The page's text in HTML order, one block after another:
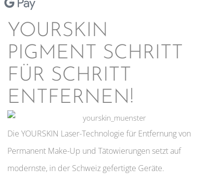
YOURSKIN
PIGMENT SCHRITT
FÜR SCHRITT
ENTFERNEN!
Die YOURSKIN Laser-Technologie für Entfernung von
Permanent Make-Up und Tätowierungen setzt auf
modernste, in der Schweiz gefertigte Geräte.